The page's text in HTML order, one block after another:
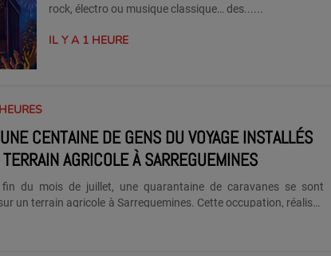
rock, électro ou musique classique… des......
IL Y A 1 HEURE
CENTAINE DE GENS DU VOYAGE INSTALLÉS
AGRICOLE À SARREGUEMINES
fin du mois de juillet, une quarantaine de caravanes se sont
un terrain agricole à Sarreguemines. Cette occupation, réalisée